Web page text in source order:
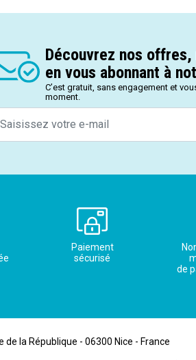
Découvrez nos
en vous abonnant à
C’est gratuit, sans engagement et
moment.
Paiement
sécurisé
de
la République - 06300 Nice - France